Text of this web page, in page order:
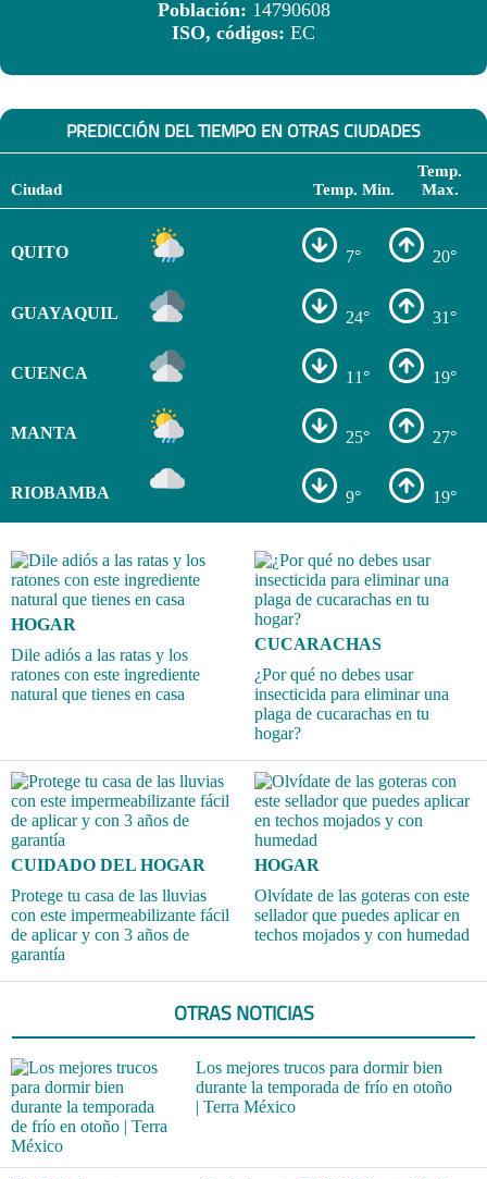
Población: 14790608
ISO, códigos: EC
PREDICCIÓN DEL TIEMPO EN OTRAS CIUDADES
Ciudad Temp. Min.
Temp.
Max.
QUITO 7° 20°
GUAYAQUIL 24° 31°
CUENCA 11° 19°
MANTA 25° 27°
RIOBAMBA 9° 19°
HOGAR
Dile adiós a las ratas y los
ratones con este ingrediente
natural que tienes en casa
CUCARACHAS
¿Por qué no debes usar
insecticida para eliminar una
plaga de cucarachas en tu
hogar?
CUIDADO DEL HOGAR
Protege tu casa de las lluvias
con este impermeabilizante fácil
de aplicar y con 3 años de
garantía
HOGAR
Olvídate de las goteras con este
sellador que puedes aplicar en
techos mojados y con humedad
OTRAS NOTICIAS
Los mejores trucos para dormir bien
durante la temporada de frío en otoño
| Terra México